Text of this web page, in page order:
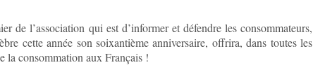
de l’association qui est d’informer et défendre les consommateurs,
cette année son soixantième anniversaire, offrira, dans toutes les
la consommation aux Français !